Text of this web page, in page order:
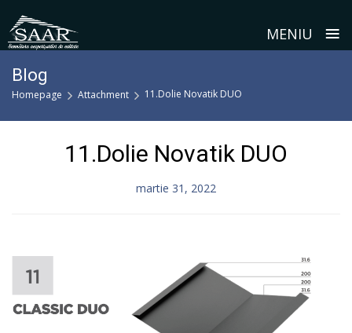
MENIU ≡
content
Blog
Homepage Attachment 11.Dolie Novatik DUO
11.Dolie Novatik DUO
martie 31, 2022